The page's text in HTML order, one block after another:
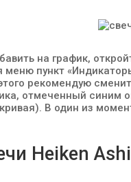
на график,
пункт
рекомендую
отмеченный синим
В один из
Heiken Ashi